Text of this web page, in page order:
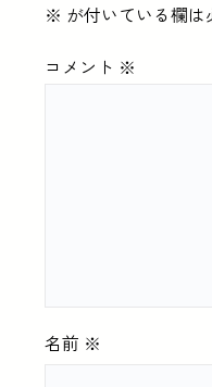
※ が付いている欄
コメント ※
名前 ※